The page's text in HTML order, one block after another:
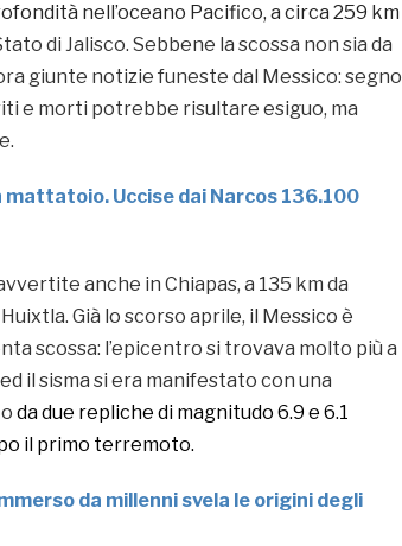
nell’oceano Pacifico, a circa 259 km
di Jalisco. Sebbene la scossa non sia da
giunte notizie funeste dal Messico: segno
e morti potrebbe risultare esiguo, ma
mattatoio. Uccise dai Narcos 136.100
anche in Chiapas, a 135 km da
Già lo scorso aprile, il Messico è
scossa: l’epicentro si trovava molto più a
il sisma si era manifestato con una
da due repliche di magnitudo 6.9 e 6.1
il primo terremoto.
da millenni svela le origini degli